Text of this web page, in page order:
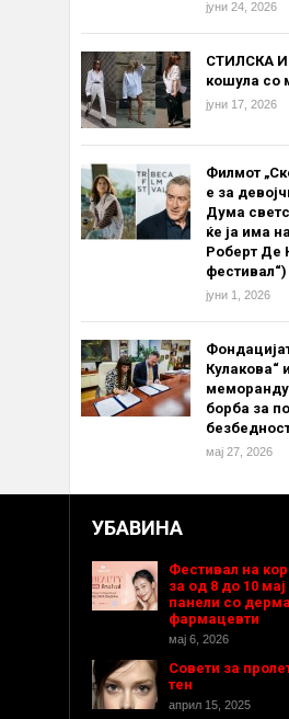
јуни 24, 2026
СТИЛСКА
кошула со
јуни 17, 2026
Филмот
е за
Дума
ќе ја има
Роберт Де
фестивал“)
јуни 1, 2026
Кулакова“
борба за
мај 27, 2026
УБАВИНА
Фестивал на
за од 8 до 10
панели со
фармацевти
мај 6, 2026
Совети за
тен
април 15, 2025